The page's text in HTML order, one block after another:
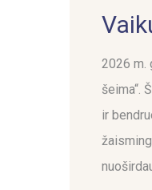
2026 m.
šeima“.
ir